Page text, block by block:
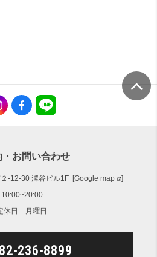
・お問い合わせ
-12-30 澤谷ビル1F [Google map
]
10:00~20:00
休日 月曜日
236-8899